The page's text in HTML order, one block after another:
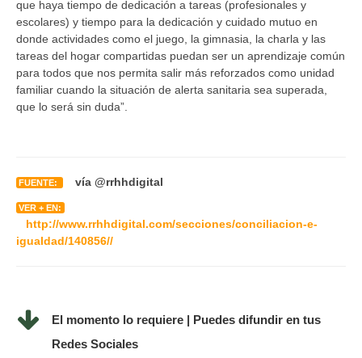
que haya tiempo de dedicación a tareas (profesionales y
escolares) y tiempo para la dedicación y cuidado mutuo en
donde actividades como el juego, la gimnasia, la charla y las
tareas del hogar compartidas puedan ser un aprendizaje común
para todos que nos permita salir más reforzados como unidad
familiar cuando la situación de alerta sanitaria sea superada,
que lo será sin duda”.
FUENTE: vía @rrhhdigital
VER + EN:
http://www.rrhhdigital.com/secciones/conciliacion-e-
igualdad/140856//
El momento lo requiere | Puedes difundir en tus
Redes Sociales